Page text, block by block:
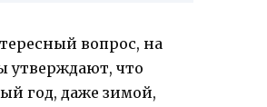
вопрос, на
утверждают, что
год, даже зимой,